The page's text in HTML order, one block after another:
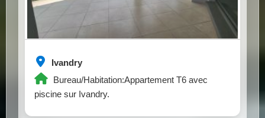
Ivandry
Bureau/Habitation:Appartement T6 avec
piscine sur Ivandry.